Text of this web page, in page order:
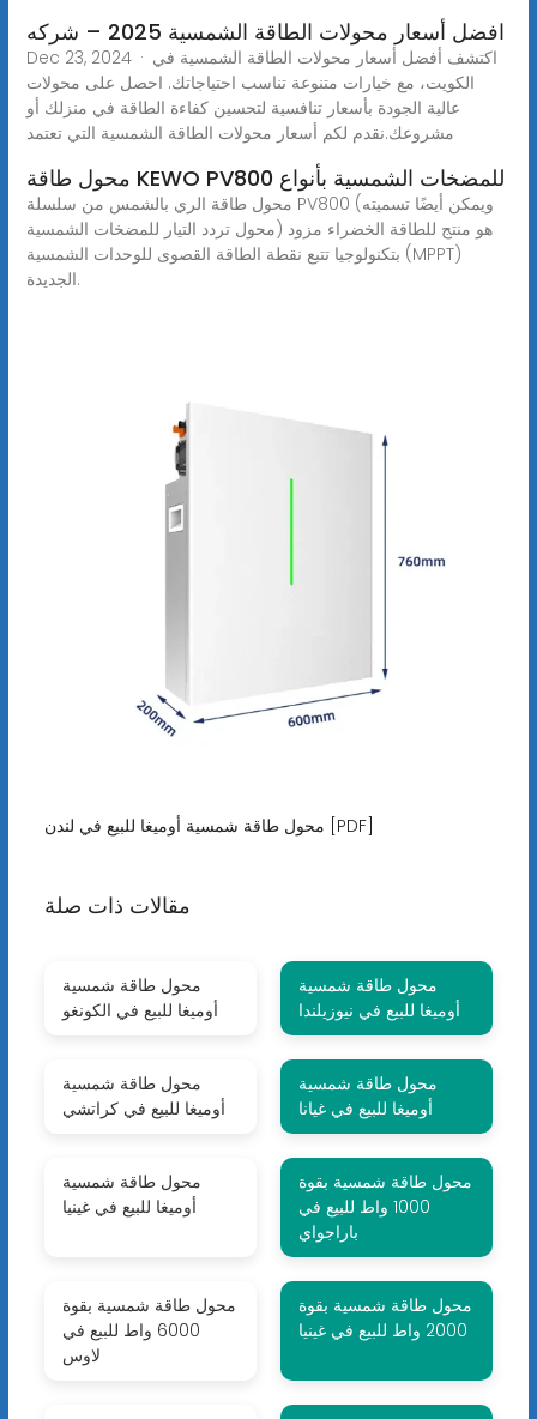
افضل أسعار محولات الطاقة الشمسية 2025 – شركه
Dec 23, 2024 · اكتشف أفضل أسعار محولات الطاقة الشمسية في
الكويت، مع خيارات متنوعة تناسب احتياجاتك. احصل على محولات
عالية الجودة بأسعار تنافسية لتحسين كفاءة الطاقة في منزلك أو
مشروعك.نقدم لكم أسعار محولات الطاقة الشمسية التي تعتمد
محول طاقة KEWO PV800 للمضخات الشمسية بأنواع
محول طاقة الري بالشمس من سلسلة PV800 (ويمكن أيضًا تسميته
محول تردد التيار للمضخات الشمسية) هو منتج للطاقة الخضراء مزود
بتكنولوجيا تتبع نقطة الطاقة القصوى للوحدات الشمسية (MPPT)
الجديدة.
محول طاقة شمسية أوميغا للبيع في لندن [PDF]
مقالات ذات صلة
محول طاقة شمسية
أوميغا للبيع في الكونغو
محول طاقة شمسية
أوميغا للبيع في نيوزيلندا
محول طاقة شمسية
أوميغا للبيع في كراتشي
محول طاقة شمسية
أوميغا للبيع في غيانا
محول طاقة شمسية
أوميغا للبيع في غينيا
محول طاقة شمسية بقوة
1000 واط للبيع في
باراجواي
محول طاقة شمسية بقوة
6000 واط للبيع في
لاوس
محول طاقة شمسية بقوة
2000 واط للبيع في غينيا